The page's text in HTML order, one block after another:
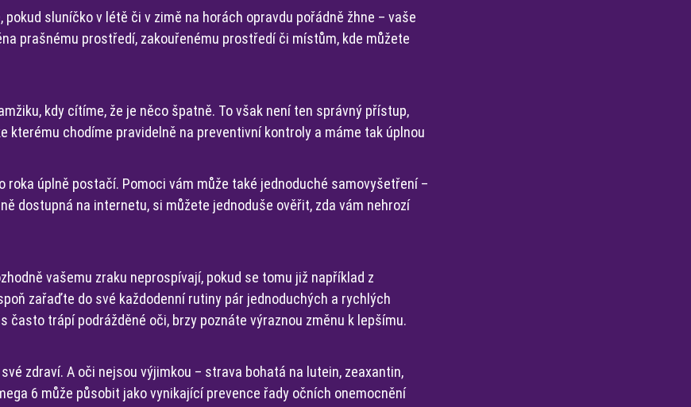
sluníčko v létě či v zimě na horách opravdu pořádně žhne – vaše
prašnému prostředí, zakouřenému prostředí či místům, kde můžete
kdy cítíme, že je něco špatně. To však není ten správný přístup,
kterému chodíme pravidelně na preventivní kontroly a máme tak úplnou
roka úplně postačí. Pomoci vám může také jednoduché samovyšetření –
dostupná na internetu, si můžete jednoduše ověřit, zda vám nehrozí
vašemu zraku neprospívají, pokud se tomu již například z
zařaďte do své každodenní rutiny pár jednoduchých a rychlých
často trápí podrážděné oči, brzy poznáte výraznou změnu k lepšímu.
zdraví. A oči nejsou výjimkou – strava bohatá na lutein, zeaxantin,
6 může působit jako vynikající prevence řady očních onemocnění